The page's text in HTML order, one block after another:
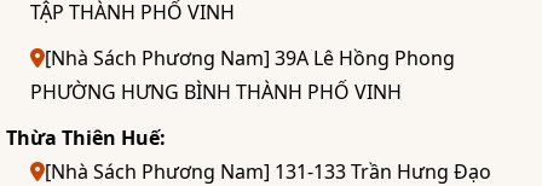
TẬP THÀNH PHỐ VINH
[Nhà Sách Phương Nam] 39A Lê Hồng Phong
PHƯỜNG HƯNG BÌNH THÀNH PHỐ VINH
Thừa Thiên Huế:
[Nhà Sách Phương Nam] 131-133 Trần Hưng Đạo